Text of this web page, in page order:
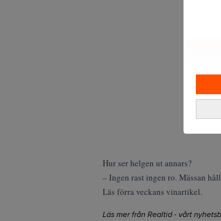
Hur ser helgen ut annars?
– Ingen rast ingen ro. Mässan
Läs förra veckans vinartikel.
Läs mer från Realtid - vårt